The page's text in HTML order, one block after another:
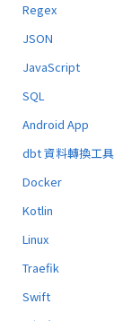
Regex
JSON
JavaScript
SQL
Android App
dbt 資料轉換工具
Docker
Kotlin
Linux
Traefik
Swift